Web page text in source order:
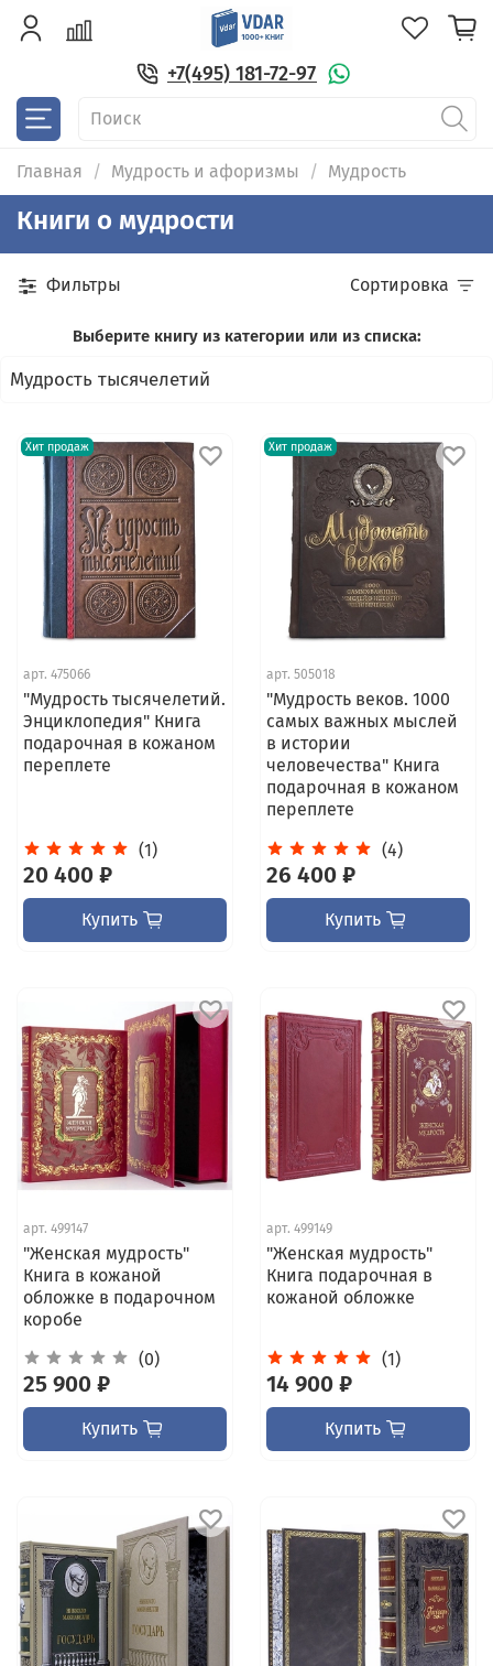
+7(495) 181-72-97
Главная Мудрость и афоризмы Мудрость
Книги о мудрости
Фильтры Сортировка
Выберите книгу из категории или из списка:
Мудрость тысячелетий
Хит продаж
арт. 475066
"Мудрость тысячелетий.
Энциклопедия" Книга
подарочная в кожаном
переплете
(1)
20 400 ₽
Купить
Хит продаж
арт. 505018
"Мудрость веков. 1000
самых важных мыслей
в истории
человечества" Книга
подарочная в кожаном
переплете
(4)
26 400 ₽
Купить
арт. 499147
"Женская мудрость"
Книга в кожаной
обложке в подарочном
коробе
(0)
25 900 ₽
Купить
арт. 499149
"Женская мудрость"
Книга подарочная в
кожаной обложке
(1)
14 900 ₽
Купить